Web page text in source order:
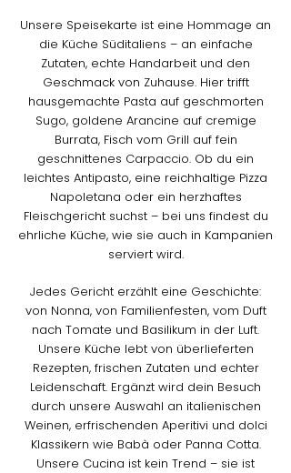
Unsere Speisekarte ist eine Hommage an
die Küche Süditaliens – an einfache
Zutaten, echte Handarbeit und den
Geschmack von Zuhause. Hier trifft
hausgemachte Pasta auf geschmorten
Sugo, goldene Arancine auf cremige
Burrata, Fisch vom Grill auf fein
geschnittenes Carpaccio. Ob du ein
leichtes Antipasto, eine reichhaltige Pizza
Napoletana oder ein herzhaftes
Fleischgericht suchst – bei uns findest du
ehrliche Küche, wie sie auch in Kampanien
serviert wird.
Jedes Gericht erzählt eine Geschichte:
von Nonna, von Familienfesten, vom Duft
nach Tomate und Basilikum in der Luft.
Unsere Küche lebt von überlieferten
Rezepten, frischen Zutaten und echter
Leidenschaft. Ergänzt wird dein Besuch
durch unsere Auswahl an italienischen
Weinen, erfrischenden Aperitivi und dolci
Klassikern wie Babà oder Panna Cotta.
Unsere Cucina ist kein Trend – sie ist